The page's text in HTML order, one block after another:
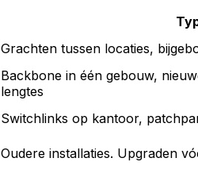
Grachten tussen locaties,
Backbone in één gebouw,
lengtes
Switchlinks op kantoor,
Oudere installaties. Upgraden